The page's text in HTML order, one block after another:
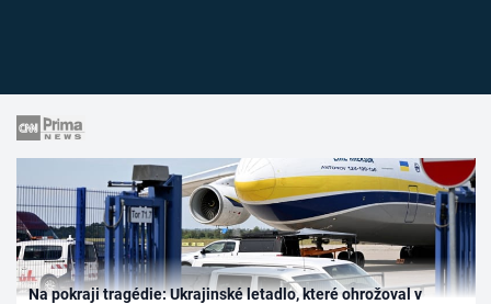
Na pokraji tragédie: Ukrajinské letadlo, které ohrožoval v